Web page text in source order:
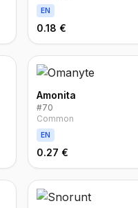
EN
0.18 €
Amonita
#70
Common
EN
0.27 €